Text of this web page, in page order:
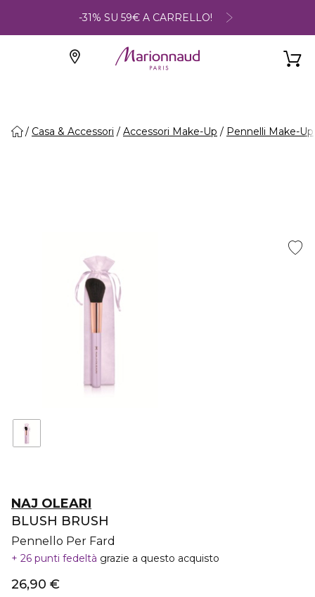
-31% SU 59€ A CARRELLO!
Casa & Accessori Accessori Make-Up Pennelli Make-Up
NAJ OLEARI
BLUSH BRUSH
Pennello Per Fard
26 punti fedeltà grazie a questo acquisto
26,90 €